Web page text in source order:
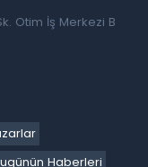
Otim İş Merkezi B
Haberleri